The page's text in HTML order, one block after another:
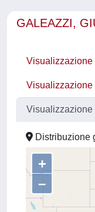
GALEAZZI,
Visualizzazione
Visualizzazione
Distribuzione
+
–